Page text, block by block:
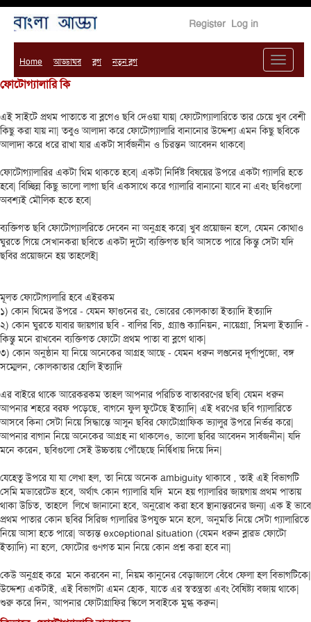
Register Log in
Home আড্ডাঘর ব্লগ নতুন ব্লগ
ফোটোগ্যালারি কি
এই সাইটে প্রথম পাতাতে বা ব্লগেও ছবি দেওয়া যায়| ফোটোগ্যালারিতে তার চেয়ে খুব বেশী
কিছু করা যায় না| তবুও আলাদা করে ফোটোগ্যালারি বানানোর উদ্দেশ্য এমন কিছু ছবিকে
আলাদা করে ধরে রাখা যার একটা সার্বজনীন ও চিরন্তন আবেদন থাকবে|
ফোটোগ্যালারির একটা থিম থাকতে হবে| একটা নির্দিষ্ট বিষয়ের উপরে একটা গ্যালরি হতে
হবে| বিচ্ছিন্ন কিছু ভালো লাগা ছবি একসাথে করে গ্যালারি বানানো যাবে না এবং ছবিগুলো
অবশ্যই মৌলিক হতে হবে|
ব্যক্তিগত ছবি ফোটোগ্যালরিতে দেবেন না অনুগ্রহ করে| খুব প্রয়োজন হলে‚ যেমন কোথাও
ঘুরতে গিয়ে সেখানকরা ছবিতে একটা দুটো ব্যক্তিগত ছবি আসতে পারে কিন্তু সেটা যদি
ছবির প্রয়োজনে হয় তাহলেই|
মূলত ফোটোগ্যলারি হবে এইরকম
১) কোন থিমের উপরে - যেমন ফাগুনের রং‚ ভোরের কোলকাতা ইত্যাদি ইত্যাদি
২) কোন ঘুরতে যাবার জায়গার ছবি - বালির বিচ‚ গ্র্যাণ্ড ক্যানিয়ন‚ নায়েগ্রা‚ সিমলা ইত্যাদি -
কিন্তু মনে রাখবেন ব্যক্তিগত ফোটো প্রথম পাতা বা ব্লগে থাক|
৩) কোন অনুষ্ঠান যা নিয়ে অনেকের আগ্রহ আছে - যেমন ধরুন লণ্ডনের দূর্গাপুজো‚ বঙ্গ
সম্মেলন‚ কোলকাতার হোলি ইত্যাদি
এর বাইরে থাকে আরেকরকম তাহল আপনার পরিচিত বাতাবরণের ছবি| যেমন ধরুন
আপনার শহরে বরফ পড়েছে‚ বাগনে ফুল ফুটেছে ইত্যাদি| এই ধরণের ছবি গ্যালারিতে
আসবে কিনা সেটা নিয়ে সিদ্ধান্তে আসুন ছবির ফোটোগ্রাফিক ভ্যালুর উপরে নির্ভর করে|
আপনার বাগান নিয়ে অনেকের আগ্রহ না থাকলেও‚ ভালো ছবির আবেদন সার্বজনীন| যদি
মনে করেন‚ ছবিগুলো সেই উচ্চতায় পৌঁছেছে নির্দ্বিধায় দিয়ে দিন|
যেহেতু উপরে যা যা লেখা হল‚ তা নিয়ে অনেক ambiguity থাকাবে ‚ তাই এই বিভাগটি
সেমি মডারেটেড হবে‚ অর্থাৎ কোন গ্যালারি যদি  মনে হয় গ্যালারির জায়গায় প্রথম পাতায়
থাকা উচিত‚ তাহলে  লিখে জানানো হবে‚ অনুরোধ করা হবে স্থানান্তরনের জন্য| এক ই ভাবে
প্রথম পাতার কোন ছবির সিরিজ গ্যলারির উপযুক্ত মনে হলে‚ অনুমতি নিয়ে সেটা গ্যালারিতে
নিয়ে আসা হতে পারে| অত্যন্ত exceptional situation (যেমন ধরুন ব্লারড ফোটো
ইত্যাদি) না হলে‚ ফোটোর গুণগত মান নিয়ে কোন প্রশ্ন করা হবে না|
কেউ অনুগ্রহ করে  মনে করবেন না‚ নিয়ম কানুনের বেড়াজালে বেঁধে ফেলা হল বিভাগটিকে|
উদ্দেশ্য একটাই‚ এই বিভাগটা এমন হোক‚ যাতে এর স্বতন্ত্রতা এবং বৈষিষ্ট্য বজায় থাকে|